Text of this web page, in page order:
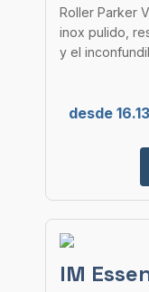
Roller Parker
inox pulido,
y el
desde
IM